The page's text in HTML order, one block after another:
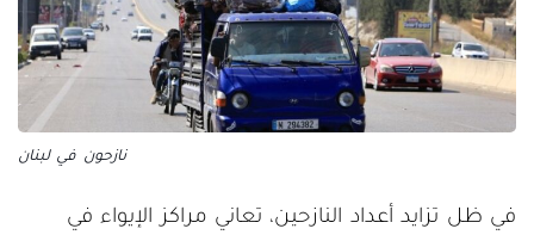
نازحون في لبنان
في ظل تزايد أعداد النازحين، تعاني مراكز الإيواء في